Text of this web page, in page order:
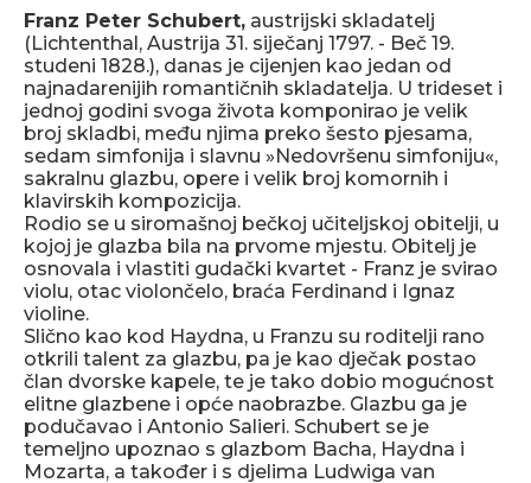
Franz Peter Schubert, austrijski skladatelj
(Lichtenthal, Austrija 31. siječanj 1797. - Beč 19.
studeni 1828.), danas je cijenjen kao jedan od
najnadarenijih romantičnih skladatelja. U trideset i
jednoj godini svoga života komponirao je velik
broj skladbi, među njima preko šesto pjesama,
sedam simfonija i slavnu »Nedovršenu simfoniju«,
sakralnu glazbu, opere i velik broj komornih i
klavirskih kompozicija.
Rodio se u siromašnoj bečkoj učiteljskoj obitelji, u
kojoj je glazba bila na prvome mjestu. Obitelj je
osnovala i vlastiti gudački kvartet - Franz je svirao
violu, otac violončelo, braća Ferdinand i Ignaz
violine.
Slično kao kod Haydna, u Franzu su roditelji rano
otkrili talent za glazbu, pa je kao dječak postao
član dvorske kapele, te je tako dobio mogućnost
elitne glazbene i opće naobrazbe. Glazbu ga je
podučavao i Antonio Salieri. Schubert se je
temeljno upoznao s glazbom Bacha, Haydna i
Mozarta, a također i s djelima Ludwiga van